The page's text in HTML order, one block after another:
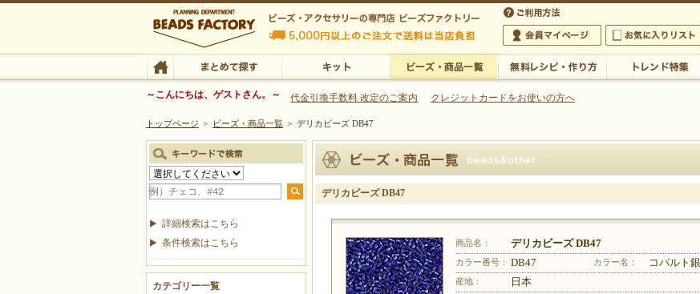
ビーズファクトリー ビーズ・パーツ・金具など・アクセサリーの専門店
ビーズ・アクセサリーの専門店 ビーズファクトリー 5,000円以上のご注文で送料は当店が負担いたし
ビーズ・アクセサリーの専門店 ビーズファクトリー 5,000円以上のご注文で送料は当店が負担いたします
会員マイページ
お気に入りリスト
TOP まとめて探す
～こんにちは、ゲストさん。～ 代金引換手数料 改定のご案内 クレジットカードをお使いの方へ
トップページ > ビーズ・商品一覧 > デリカビーズ DB47
デリカビーズ DB47
商品名： デリカビーズ DB47
カラー番号： DB47 カラー名： コバルト銀
産地： 日本
詳細検索はこちら
条件検索はこちら
カテゴリー一覧